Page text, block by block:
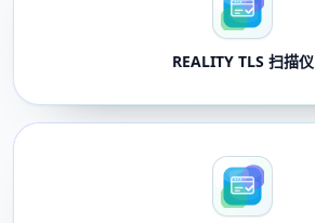
REALITY TLS 扫描仪